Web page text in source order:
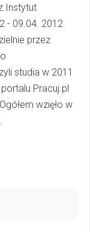
Instytut
- 09.04. 2012.
przez
studia w 2011
Pracuj.pl
wzięło w